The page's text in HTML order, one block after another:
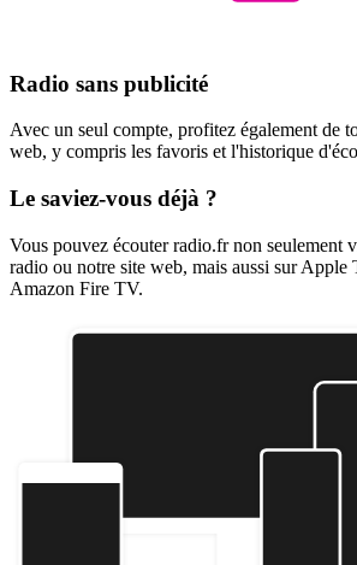
Radio sans publicité
Avec un seul compte, profitez également de
web, y compris les favoris et l'historique
Le saviez-vous déjà ?
Vous pouvez écouter radio.fr non seulement
radio ou notre site web, mais aussi sur
Amazon Fire TV.